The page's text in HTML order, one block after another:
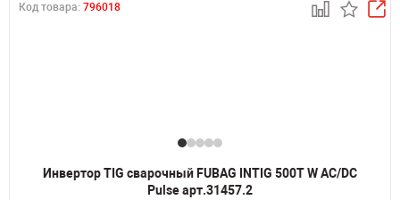
Код товара: 796018
Инвертор TIG сварочный FUBAG INTIG 500T W AC/DC
Pulse арт.31457.2